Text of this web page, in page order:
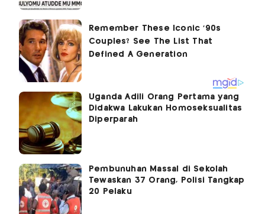
Uganda Adili Orang Pertama yang
Didakwa Lakukan Homoseksualitas
Diperparah
Pembunuhan Massal di Sekolah
Tewaskan 37 Orang, Polisi Tangkap
20 Pelaku